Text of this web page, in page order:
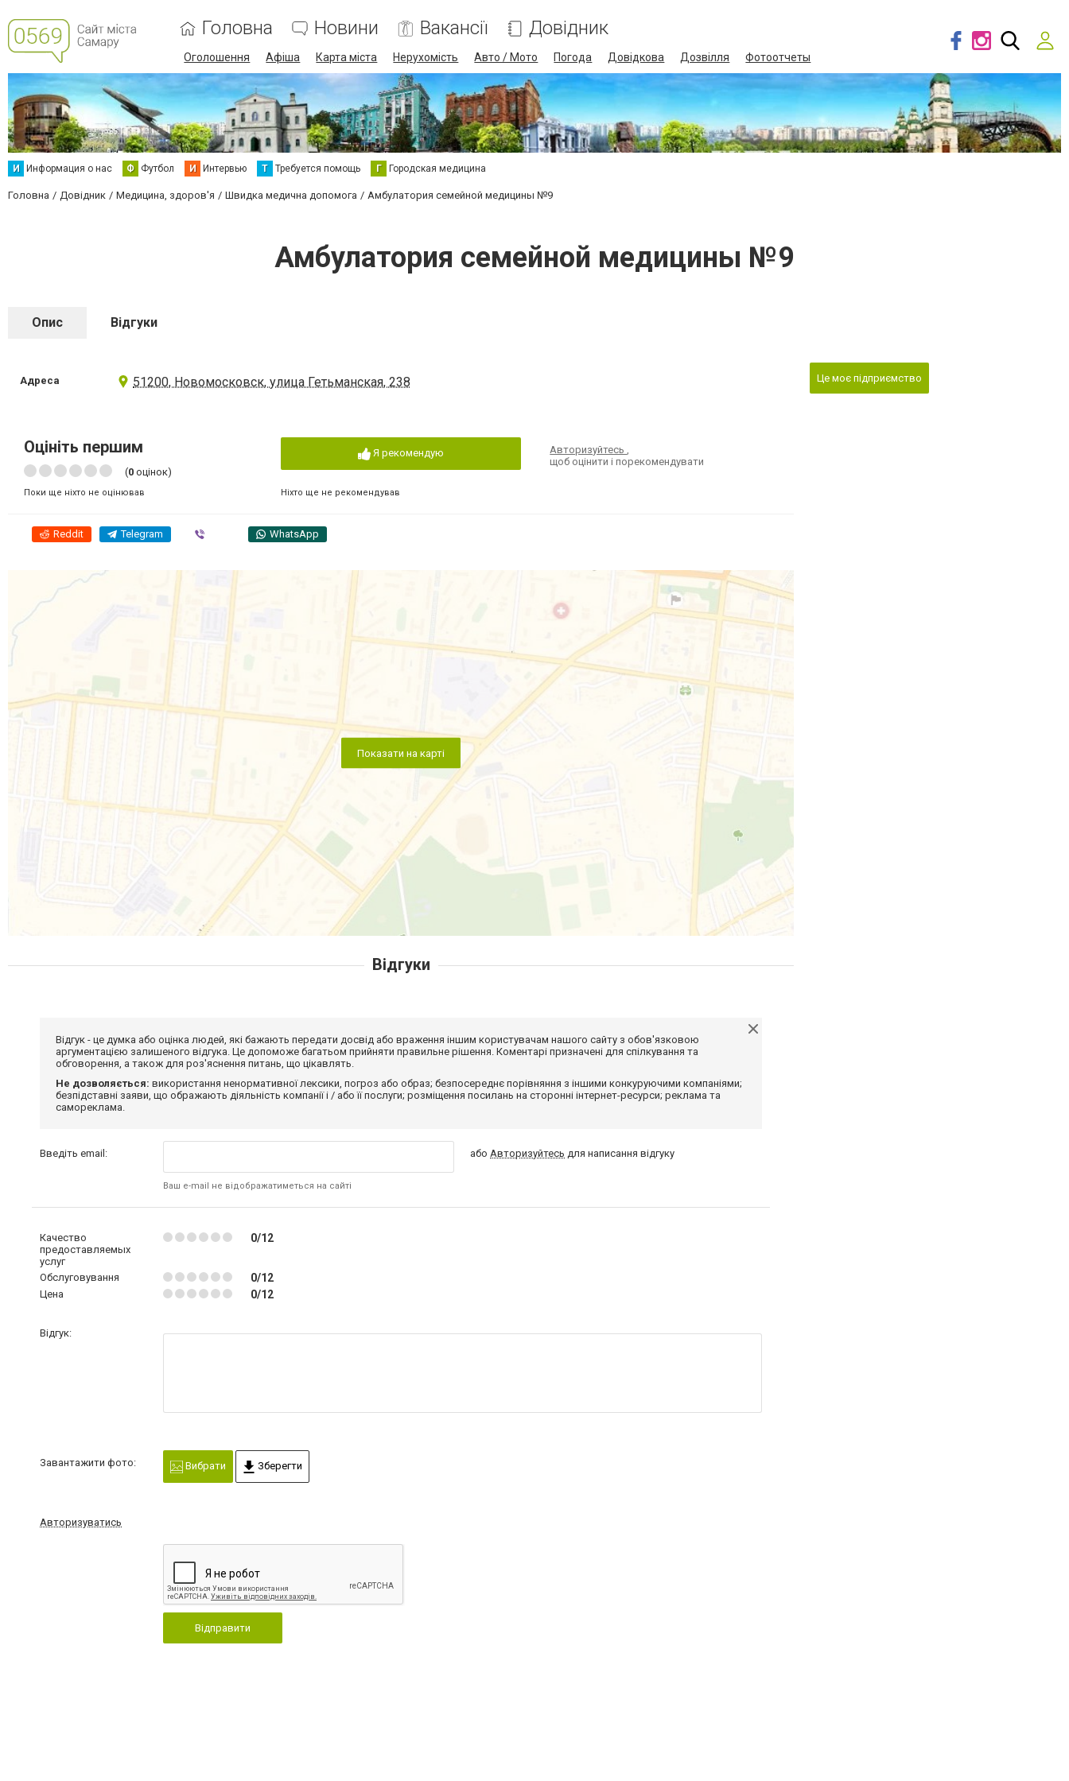
Головна Новини Вакансії Довідник
Оголошення Афіша Карта міста Нерухомість Авто / Мото Погода Довідкова Дозвілля Фотоотчеты
И Информация о нас Ф Футбол И Интервью Т Требуется помощь Г Городская медицина
Головна Довідник Медицина, здоров'я Швидка медична допомога Амбулатория семейной медицины №9
Амбулатория семейной медицины №9
Опис Відгуки
Адреса 51200, Новомосковск, улица Гетьманская, 238
Оцініть першим
(0 оцінок)
Поки ще ніхто не оцінював
Я рекомендую
Ніхто ще не рекомендував
Авторизуйтесь,
щоб оцінити і порекомендувати
Reddit Telegram WhatsApp
Показати на карті
Це моє підприємство
Відгуки
Відгук - це думка або оцінка людей, які бажають передати досвід або враження іншим користувачам нашого сайту з обов'язковою
аргументацією залишеного відгука. Це допоможе багатьом прийняти правильне рішення. Коментарі призначені для спілкування та
обговорення, а також для роз'яснення питань, що цікавлять.
Не дозволяється: використання ненормативної лексики, погроз або образ; безпосереднє порівняння з іншими конкуруючими компаніями;
безпідставні заяви, що ображають діяльність компанії і / або її послуги; розміщення посилань на сторонні інтернет-ресурси; реклама та
самореклама.
Введіть email:
Ваш e-mail не відображатиметься на сайті
абоАвторизуйтесь для написання відгуку
Качество
предоставляемых
услуг
0/12
Обслуговування 0/12
Цена 0/12
Відгук:
Завантажити фото: Вибрати Зберегти
Авторизуватись
Відправити